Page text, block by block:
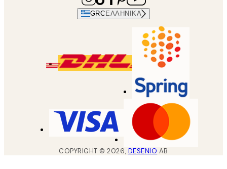
GRC ΕΛΛΗΝΙΚΆ
COPYRIGHT ©2026, DESENIO AB